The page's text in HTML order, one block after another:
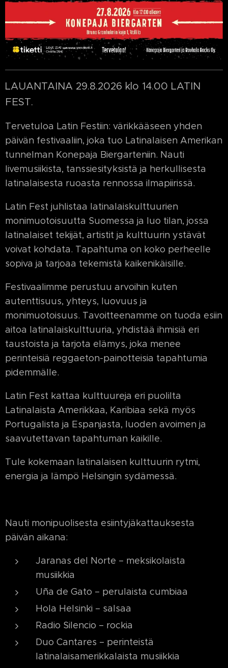
LAUANTAINA 29.8.2026 klo 14.00 LATIN
FEST.
Tervetuloa Latin Festiin: värikkääseen yhden
päivän festivaaliin, joka tuo Latinalaisen Amerikan
tunnelman Konepaja Biergarteniin. Nauti
livemusiikista, tanssiesityksistä ja herkullisesta
latinalaisesta ruoasta rennossa ilmapiirissä.
Latin Fest juhlistaa latinalaiskulttuurien
monimuotoisuutta Suomessa ja luo tilan, jossa
latinalaiset tekijät, artistit ja kulttuurin ystävät
voivat kohdata. Tapahtuma on koko perheelle
sopiva ja tarjoaa tekemistä kaikenikäisille.
Festivaalimme perustuu arvoihin kuten
autenttisuus, yhteys, luovuus ja
monimuotoisuus. Tavoitteenamme on tuoda esiin
aitoa latinalaiskulttuuria, yhdistää ihmisiä eri
taustoista ja tarjota elämys, joka menee
perinteisiä reggaeton-painotteisia tapahtumia
pidemmälle.
Latin Fest kattaa kulttuureja eri puolilta
Latinalaista Amerikkaa, Karibiaa sekä myös
Portugalista ja Espanjasta, luoden avoimen ja
saavutettavan tapahtuman kaikille.
Tule kokemaan latinalaisen kulttuurin rytmi,
energia ja lämpö Helsingin sydämessä.
Nauti monipuolisesta esiintyjäkattauksesta
päivän aikana:
Jaranas del Norte – meksikolaista
musiikkia
Uña de Gato – perulaista cumbiaa
Hola Helsinki – salsaa
Radio Silencio – rockia
Duo Cantares – perinteistä
latinalaisamerikkalaista musiikkia